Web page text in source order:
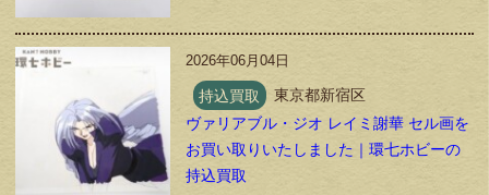
2026年06月04日
持込買取
東京都新宿区
ヴァリアブル・ジオ レイミ謝華 セル画を
お買い取りいたしました｜環七ホビーの
持込買取